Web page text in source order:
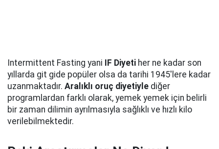
Intermittent Fasting yani IF Diyeti her ne kadar son
yıllarda git gide popüler olsa da tarihi 1945'lere kadar
uzanmaktadır. Aralıklı oruç diyetiyle diğer
programlardan farklı olarak, yemek yemek için belirli
bir zaman dilimin ayrılmasıyla sağlıklı ve hızlı kilo
verilebilmektedir.